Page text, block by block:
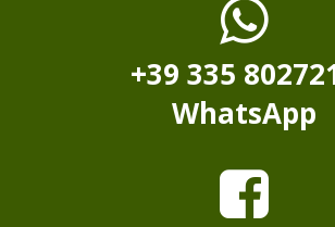
+39 335
WhatsApp